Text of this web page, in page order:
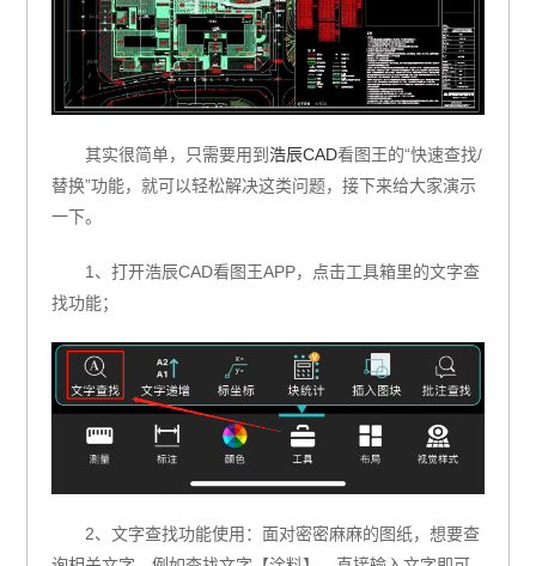
其实很简单，只需要用到浩辰CAD看图王的“快速查找/
替换”功能，就可以轻松解决这类问题，接下来给大家演示
一下。
1、打开浩辰CAD看图王APP，点击工具箱里的文字查
找功能；
2、文字查找功能使用：面对密密麻麻的图纸，想要查